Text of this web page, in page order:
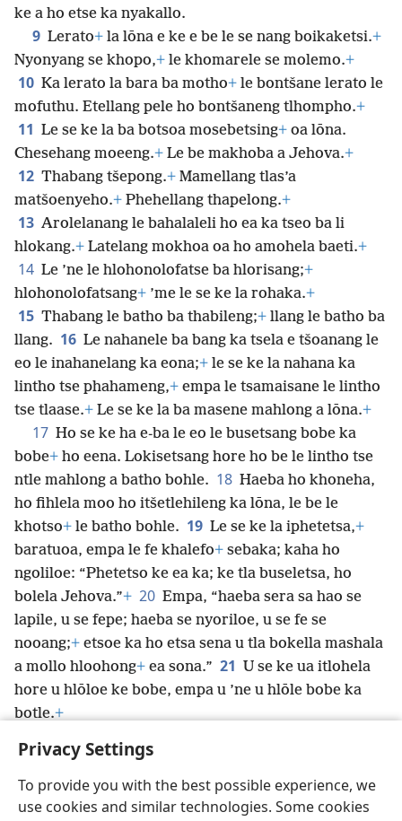
Privacy Settings
To provide you with the best possible experience, we
use cookies and similar technologies. Some cookies
ke a ho etse ka nyakallo.
9 Lerato+ la lōna e ke e be le se nang boikaketsi.+
Nyonyang se khopo,+ le khomarele se molemo.+
10 Ka lerato la bara ba motho+ le bontšane lerato le
mofuthu. Etellang pele ho bontšaneng tlhompho.+
11 Le se ke la ba botsoa mosebetsing+ oa lōna.
Chesehang moeeng.+ Le be makhoba a Jehova.+
12 Thabang tšepong.+ Mamellang tlas’a
matšoenyeho.+ Phehellang thapelong.+
13 Arolelanang le bahalaleli ho ea ka tseo ba li
hlokang.+ Latelang mokhoa oa ho amohela baeti.+
14 Le ’ne le hlohonolofatse ba hlorisang;+
hlohonolofatsang+ ’me le se ke la rohaka.+
15 Thabang le batho ba thabileng;+ llang le batho ba
llang. 16 Le nahanele ba bang ka tsela e tšoanang le
eo le inahanelang ka eona;+ le se ke la nahana ka
lintho tse phahameng,+ empa le tsamaisane le lintho
tse tlaase.+ Le se ke la ba masene mahlong a lōna.+
17 Ho se ke ha e-ba le eo le busetsang bobe ka
bobe+ ho eena. Lokisetsang hore ho be le lintho tse
ntle mahlong a batho bohle. 18 Haeba ho khoneha,
ho fihlela moo ho itšetlehileng ka lōna, le be le
khotso+ le batho bohle. 19 Le se ke la iphetetsa,+
baratuoa, empa le fe khalefo+ sebaka; kaha ho
ngoliloe: “Phetetso ke ea ka; ke tla buseletsa, ho
bolela Jehova.”+ 20 Empa, “haeba sera sa hao se
lapile, u se fepe; haeba se nyoriloe, u se fe se
nooang;+ etsoe ka ho etsa sena u tla bokella mashala
a mollo hloohong+ ea sona.” 21 U se ke ua itlohela
hore u hlōloe ke bobe, empa u ’ne u hlōle bobe ka
botle.+
Sesotho (Lesotho) Romela Ikhethele